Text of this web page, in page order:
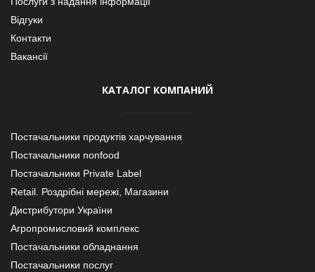
Відгуки
Контакти
Вакансії
КАТАЛОГ КОМПАНИЙ
Постачальники продуктів харчування
Постачальники nonfood
Постачальники Private Label
Retail. Роздрібні мережі, Магазини
Дистрибутори України
Агропромисловий комплекс
Постачальники обладнання
Постачальники послуг